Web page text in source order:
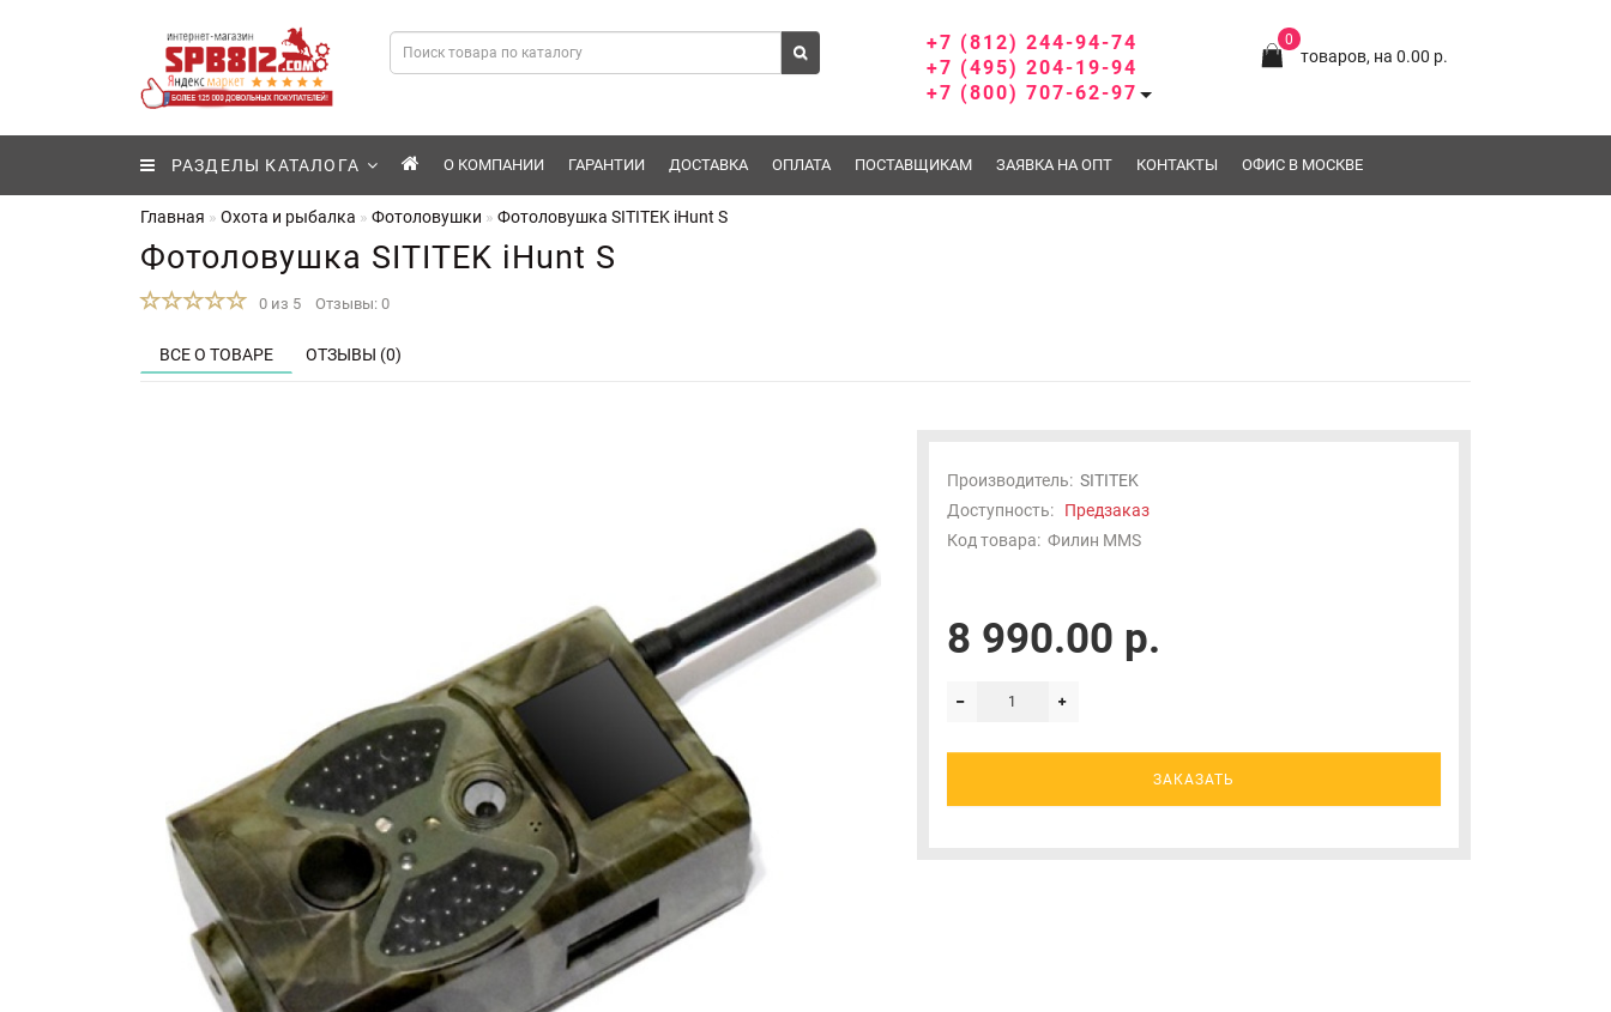
0
товаров, на 0.00 р.
+7 (812) 244-94-74
+7 (495) 204-19-94
+7 (800) 707-62-97
РАЗДЕЛЫ КАТАЛОГА О КОМПАНИИ ГАРАНТИИ ДОСТАВКА ОПЛАТА ПОСТАВЩИКАМ ЗАЯВКА НА ОПТ КОНТАКТЫ ОФИС В МОСКВЕ
Главная Охота и рыбалка Фотоловушки Фотоловушка SITITEK iHunt S
Фотоловушка SITITEK iHunt S
0 из 5 Отзывы: 0
ВСЕ О ТОВАРЕ ОТЗЫВЫ (0)
Производитель: SITITEK
Доступность: Предзаказ
Код товара: Филин MMS
8 990.00 р.
ЗАКАЗАТЬ